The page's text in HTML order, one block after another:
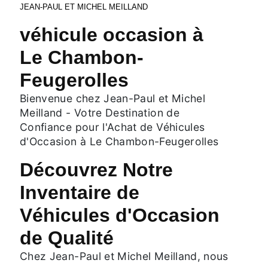
JEAN-PAUL ET MICHEL MEILLAND
véhicule occasion à
Le Chambon-
Feugerolles
Bienvenue chez Jean-Paul et Michel
Meilland - Votre Destination de
Confiance pour l'Achat de Véhicules
d'Occasion à Le Chambon-Feugerolles
Découvrez Notre
Inventaire de
Véhicules d'Occasion
de Qualité
Chez Jean-Paul et Michel Meilland, nous